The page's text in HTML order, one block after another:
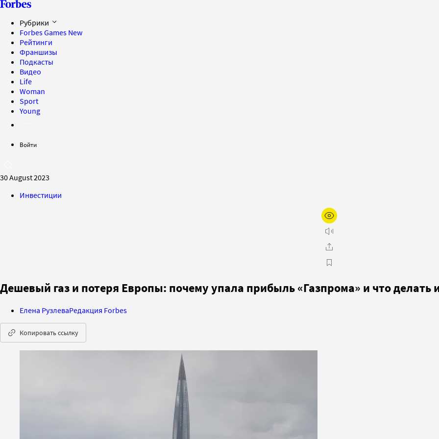
Рубрики
Forbes Games New
Рейтинги
Франшизы
Подкасты
Видео
Life
Woman
Sport
Young
Войти
30 August 2023
Инвестиции
Дешевый газ и потеря Европы: почему упала прибыль «Газпрома» и что делать
Елена РузлеваРедакция Forbes
Копировать ссылку